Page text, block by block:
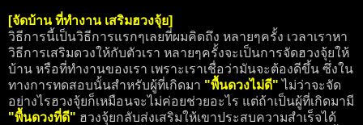
[จัดบ้าน ที่ทำงาน เสริมฮวงจุ้ย]
วิธีการนี้เป็นวิธีการแรกๆเลยที่ผมคิดถึง หลายๆครั้ง เวลาเราหา
วิธีการเสริมดวงให้กับตัวเรา หลายๆครั้งจะเป็นการจัดฮวงจุ้ยให้
บ้าน หรือที่ทำงานของเรา เพราะเราเชื่อว่ามันจะต้องดีขึ้น ซึ่งใน
ทางการทดสอบนั้นสำหรับผู้ที่เกิดมา "พื้นดวงไม่ดี" ไม่ว่าจะจัด
อย่างไรฮวงจุ้ยก็เหมือนจะไม่ค่อยช่วยอะไร แต่ถ้าเป็นผู้ที่เกิดมามี
"พื้นดวงที่ดี" ฮวงจุ้ยกลับส่งเสริมให้เขาประสบความสำเร็จได้